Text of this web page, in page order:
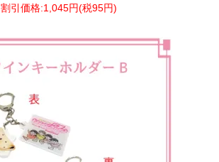
割引価格:1,045円(税95円)